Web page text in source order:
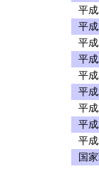
平
平
平
平
平
平
平
平
平
国